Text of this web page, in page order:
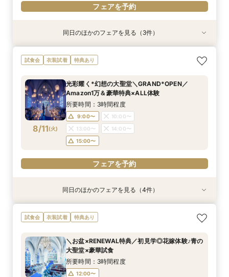
フェアを予約
衣装試着 特典あり
8/10(月)
《挙式から披露宴までずっと一緒★》自由度抜群
♪ペット婚相談会
12:05〜
13:00〜
14:00〜
15:00〜
フェアを予約
衣装試着 特典あり
8/10(月)
＼卒花おすすめ◎初見学／安心ご予算相談×贅沢
試食×ドレス見学
12:00〜
13:00〜
14:00〜
15:00〜
フェアを予約
衣装試着 特典あり
8/10(月)
＼パパママ&マタニティも安心★／ダンドリや予
算もイチから相談
12:05〜
13:00〜
14:00〜
15:00〜
フェアを予約
同日のほかのフェアを見る（3件）
試食会 衣装試着 特典あり
8/11(火)
光彩耀く*幻想の大聖堂＼GRAND*OPEN／
Amazon1万＆豪華特典×ALL体験
所要時間：3時間程度
9:00〜
10:00〜
13:00〜
14:00〜
15:00〜
フェアを予約
衣装試着 特典あり
8/11(火)
【おもてなし*料理重視◎上質＆全天候】4万試
食＝特選牛×トリュフ◆
8:45〜
15:00〜
16:00〜
17:00〜
衣装試着 特典あり
8/11(火)
★初めての方も安心★ファーストステップ相談会
♪クチコミ大好評の試食付き！
9:05〜
10:00〜
13:00〜
15:00〜
16:00〜
衣装試着 特典あり
8/11(火)
＼パパママ&マタニティも安心★／ダンドリや予
算もイチから相談
9:15〜
10:00〜
13:00〜
16:00〜
17:00〜
衣装試着 特典あり
8/11(火)
《挙式から披露宴までずっと一緒★》自由度抜群
♪ペット婚相談会
9:10〜
10:00〜
13:00〜
16:00〜
17:00〜
同日のほかのフェアを見る（4件）
試食会 衣装試着 特典あり
＼お盆×RENEWAL特典／初見学◎花嫁体験♪青の
大聖堂×豪華試食
所要時間：3時間程度
12:00〜